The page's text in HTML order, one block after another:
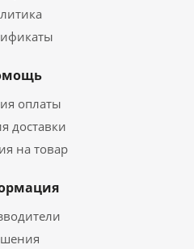
оплаты
доставки
на товар